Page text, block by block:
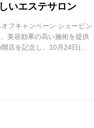
いエステサロン
フキャンペーン シェービン
美容効果の高い施術を提供
店を記念し、10月24日(土)
）のオープニングキャンペ
方には無期限で全コース
」は、西洋のエ